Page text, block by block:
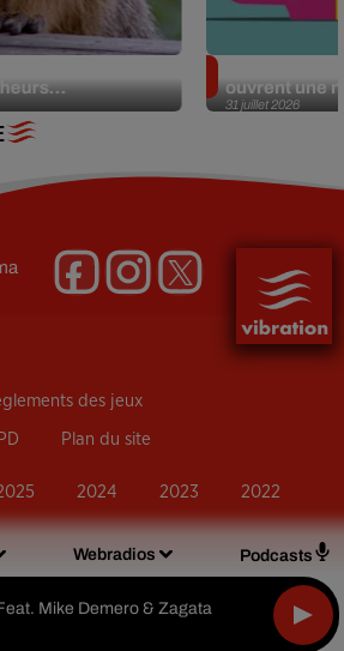
Webradios Podcasts
Mike Demero & Zagata
31 juillet 2026
ouvrent une
des jeux
Plan du site
2024 2023 2022